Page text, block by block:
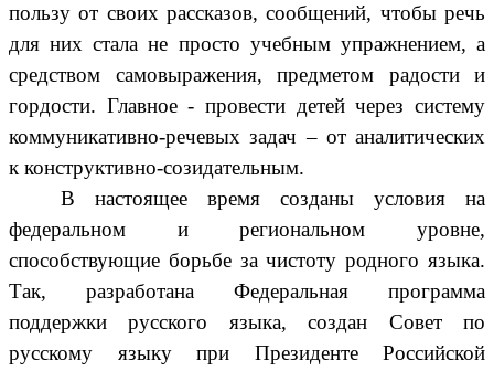
пользу от своих рассказов, сообщений, чтобы речь
для них стала не просто учебным упражнением, а
средством самовыражения, предметом радости и
гордости. Главное - провести детей через систему
коммуникативно-речевых задач – от аналитических
к конструктивно-созидательным.
В настоящее время созданы условия на
федеральном и региональном уровне,
способствующие борьбе за чистоту родного языка.
Так, разработана Федеральная программа
поддержки русского языка, создан Совет по
русскому языку при Президенте Российской